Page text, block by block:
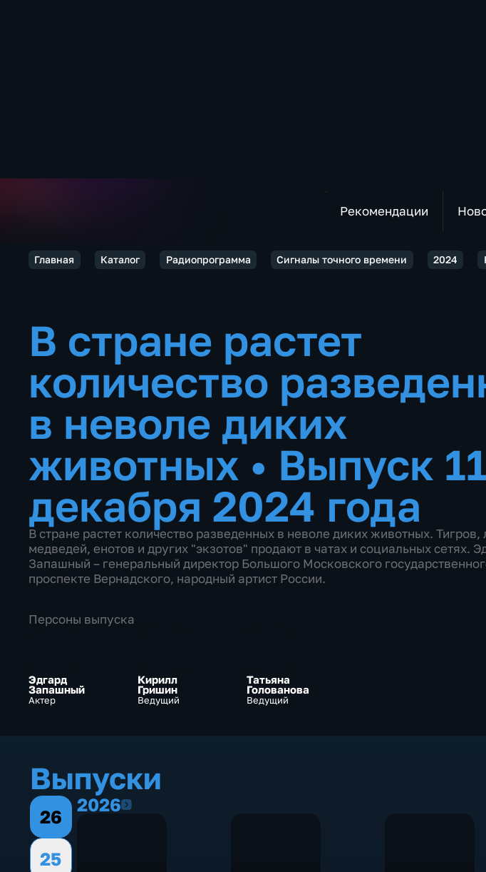
Рекомендации
Главная Каталог Радиопрограмма Сигналы точного времени 2024
В стране растет
количество
в неволе диких
животных • Выпуск 11
декабря 2024 года
В стране растет количество разведенных в неволе диких животных. Тигров,
медведей, енотов и других "экзотов" продают в чатах и социальных сетях.
Запашный – генеральный директор Большого Московского
проспекте Вернадского, народный артист России.
Персоны выпуска
Эдгард
Запашный
Актер
Кирилл
Гришин
Ведущий
Татьяна
Голованова
Ведущий
Выпуски
26
25
20262026